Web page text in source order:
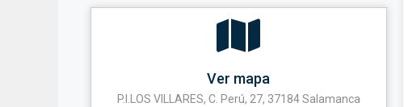
Ver mapa
P.I.LOS VILLARES, C. Perú, 27, 37184 Salamanca